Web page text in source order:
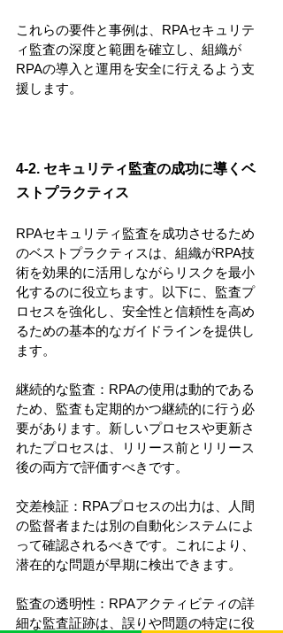
これらの要件と事例は、RPAセキュリテ
ィ監査の深度と範囲を確立し、組織が
RPAの導入と運用を安全に行えるよう支
援します。
4-2. セキュリティ監査の成功に導くベ
ストプラクティス
RPAセキュリティ監査を成功させるため
のベストプラクティスは、組織がRPA技
術を効果的に活用しながらリスクを最小
化するのに役立ちます。以下に、監査プ
ロセスを強化し、安全性と信頼性を高め
るための基本的なガイドラインを提供し
ます。
継続的な監査：RPAの使用は動的である
ため、監査も定期的かつ継続的に行う必
要があります。新しいプロセスや更新さ
れたプロセスは、リリース前とリリース
後の両方で評価すべきです。
交差検証：RPAプロセスの出力は、人間
の監督者または別の自動化システムによ
って確認されるべきです。これにより、
潜在的な問題が早期に検出できます。
監査の透明性：RPAアクティビティの詳
細な監査証跡は、誤りや問題の特定に役